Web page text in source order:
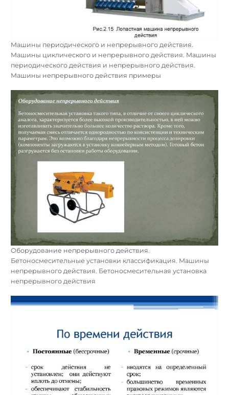
Машины периодического и непрерывного действия.
Машины циклического и непрерывного действия. Машины
периодического действия и непрерывного действия.
Машины непрерывного действия примеры
Оборудование непрерывного действия.
Бетоносмесительные установки классификация. Машины
непрерывного действия. Бетоносмесительная установка
непрерывного действия